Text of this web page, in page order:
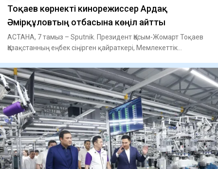
Тоқаев көрнекті кинорежиссер Ардақ
Әмірқұловтың отбасына көңіл айтты
АСТАНА, 7 тамыз – Sputnik. Президент Қасым-Жомарт Тоқаев
Қазақстанның еңбек сіңірген қайраткері, Мемлекеттік